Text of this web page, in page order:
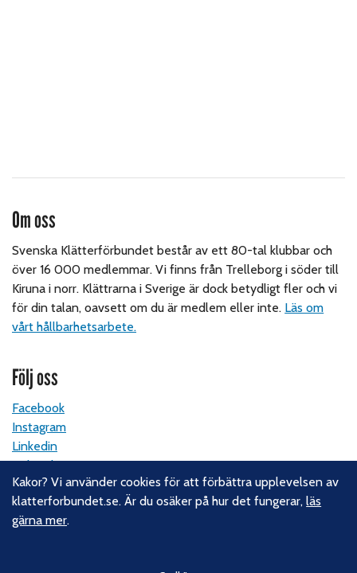
Om oss
Svenska Klätterförbundet består av ett 80-tal klubbar och
över 16 000 medlemmar. Vi finns från Trelleborg i söder till
Kiruna i norr. Klättrarna i Sverige är dock betydligt fler och vi
för din talan, oavsett om du är medlem eller inte. Läs om
vårt hållbarhetsarbete.
Följ oss
Facebook
Instagram
Linkedin
Nyhetsbrev
Kontakt
Kakor? Vi använder cookies för att förbättra upplevelsen av
klatterforbundet.se. Är du osäker på hur det fungerar,läs
gärna mer.